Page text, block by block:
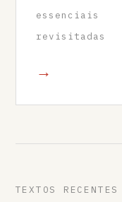
essenciais
revisitadas
→
TEXTOS RECENTES